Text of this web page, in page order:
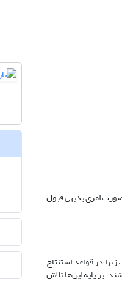
امری بدیهی قبول
در قواعد استنتاج
بر پایة این‌ها تلاش